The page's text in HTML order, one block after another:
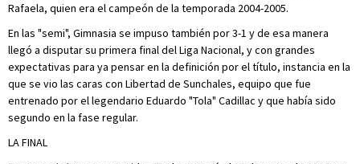
Rafaela, quien era el campeón de la temporada 2004-2005.
En las "semi", Gimnasia se impuso también por 3-1 y de esa manera
llegó a disputar su primera final del Liga Nacional, y con grandes
expectativas para ya pensar en la definición por el título, instancia en la
que se vio las caras con Libertad de Sunchales, equipo que fue
entrenado por el legendario Eduardo "Tola" Cadillac y que había sido
segundo en la fase regular.
LA FINAL